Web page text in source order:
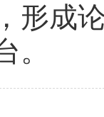
形成
。